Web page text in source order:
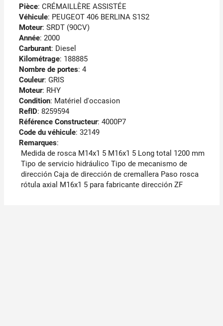
Pièce: CRÉMAILLÈRE ASSISTÉE
Véhicule: PEUGEOT 406 BERLINA S1S2
Moteur: SRDT (90CV)
Année: 2000
Carburant: Diesel
Kilométrage: 188885
Nombre de portes: 4
Couleur: GRIS
Moteur: RHY
Condition: Matériel d'occasion
RefID: 8259594
Référence Constructeur: 4000P7
Code du véhicule: 32149
Remarques:
Medida de rosca M14x1 5 M16x1 5 Long total 1200 mm
Tipo de servicio hidráulico Tipo de mecanismo de
dirección Caja de dirección de cremallera Paso rosca
rótula axial M16x1 5 para fabricante dirección ZF